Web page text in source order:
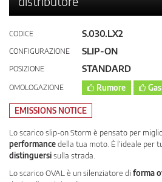
CODICE S.030.LX2
CONFIGURAZIONE SLIP-ON
POSIZIONE STANDARD
OMOLOGAZIONE Rumore Gas
EMISSIONS NOTICE
Lo scarico slip-on Storm è pensato per
performancedella tua moto. È l’ideale per
distinguersisulla strada.
Lo scarico OVAL è un silenziatore di forma